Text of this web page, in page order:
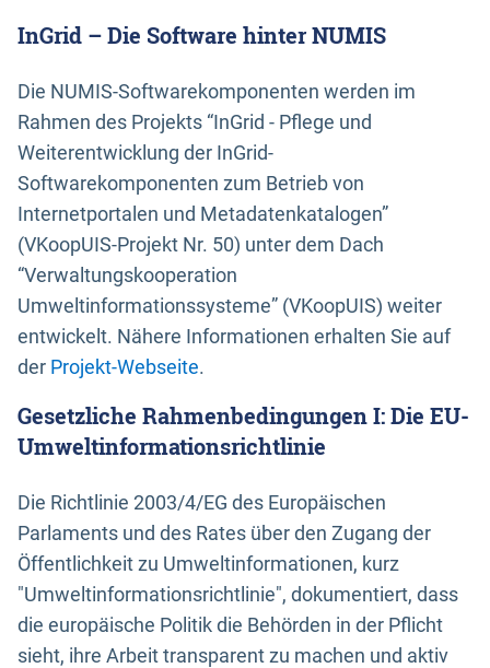
InGrid – Die Software hinter NUMIS
Die NUMIS-Softwarekomponenten werden im
Rahmen des Projekts “InGrid - Pflege und
Weiterentwicklung der InGrid-
Softwarekomponenten zum Betrieb von
Internetportalen und Metadatenkatalogen”
(VKoopUIS-Projekt Nr. 50) unter dem Dach
“Verwaltungskooperation
Umweltinformationssysteme” (VKoopUIS) weiter
entwickelt. Nähere Informationen erhalten Sie auf
der Projekt-Webseite.
Gesetzliche Rahmenbedingungen I: Die EU-
Umweltinformationsrichtlinie
Die Richtlinie 2003/4/EG des Europäischen
Parlaments und des Rates über den Zugang der
Öffentlichkeit zu Umweltinformationen, kurz
"Umweltinformationsrichtlinie", dokumentiert, dass
die europäische Politik die Behörden in der Pflicht
sieht, ihre Arbeit transparent zu machen und aktiv